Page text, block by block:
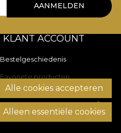
Alle cookies accepteren
Alleen essentiële cookies
AANMELDEN
KLANT ACCOUNT
Bestelgeschiedenis
Favoriete producten
Transport en retourzendingen